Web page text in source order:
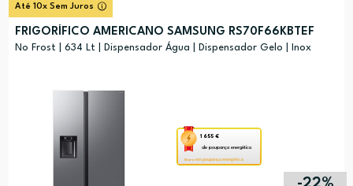
Até 10x Sem Juros
FRIGORÍFICO AMERICANO SAMSUNG RS70F66KBTEF
No Frost | 634 Lt | Dispensador Água | Dispensador Gelo | Inox
1 655 €
de poupança energética
Ouroem poupança energética
Esta
ação